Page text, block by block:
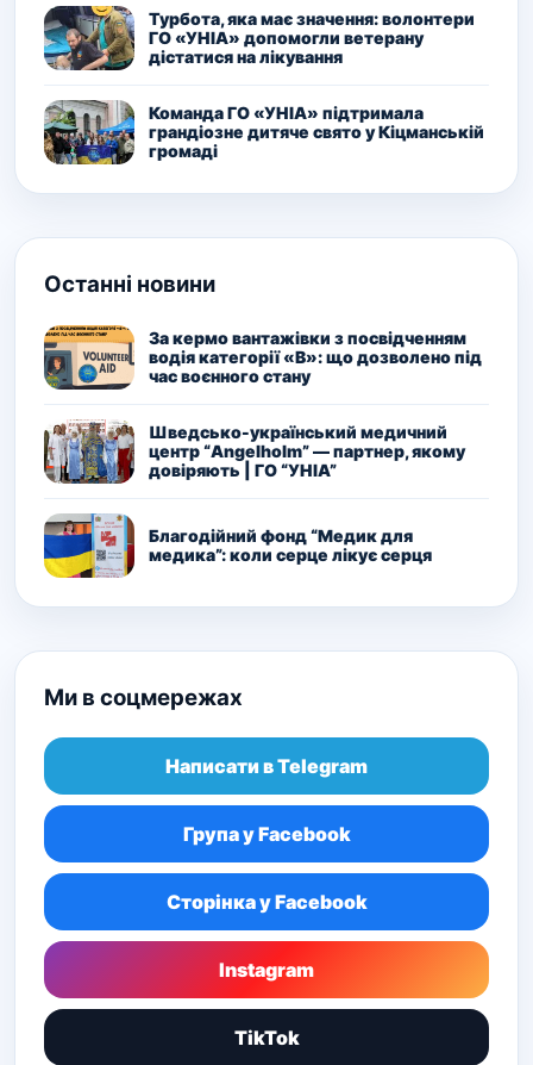
Турбота, яка має значення: волонтери
ГО «УНІА» допомогли ветерану
дістатися на лікування
Команда ГО «УНІА» підтримала
грандіозне дитяче свято у Кіцманській
громаді
Останні новини
За кермо вантажівки з посвідченням
водія категорії «В»: що дозволено під
час воєнного стану
Шведсько-український медичний
центр “Angelholm” — партнер, якому
довіряють | ГО “УНІА”
Благодійний фонд “Медик для
медика”: коли серце лікує серця
Ми в соцмережах
Написати в Telegram
Група у Facebook
Сторінка у Facebook
Instagram
TikTok